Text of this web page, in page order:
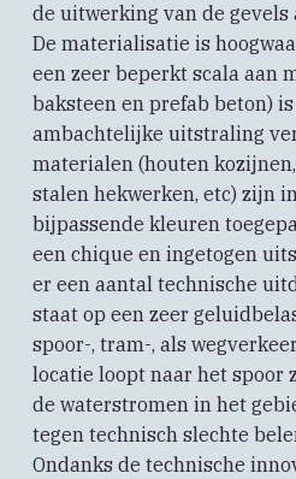
de uitwerking van de
De materialisatie is
een zeer beperkt scala aan
baksteen en prefab beton)
ambachtelijke uitstraling
materialen (houten
stalen hekwerken, etc) zijn
bijpassende kleuren
een chique en ingetogen
er een aantal technische
staat op een zeer
spoor-, tram-, als
locatie loopt naar het spoor
de waterstromen in het
tegen technisch slechte
Ondanks de technische